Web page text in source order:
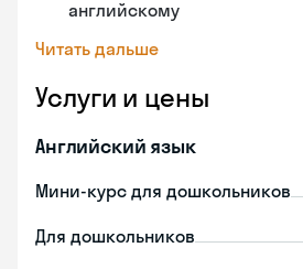
английскому
Читать дальше
Услуги и цены
Английский язык
Мини-курс для дошкольников
Для дошкольников